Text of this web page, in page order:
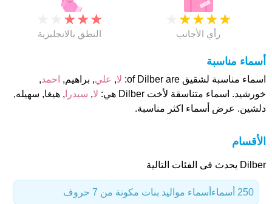
★
★
★
النطق بالانجليزية
★
★
★
★
رأي الأجانب
أسماء مناسبة
اسماء مناسبة لشقيق of Dilber are: لا, علي, براهيم, احمد,
خورشيد. اسماء متناسقة لأخت Dilber هي:
لا, سيدرا , هيغا, سهيله,
دلشين. عرض أسماء اكثر مناسبة.
الأقسام
Dilber يحدث فى الفئات التالية
أسماء مواليد بنات مكونة من 7 حروف 250 أسماء